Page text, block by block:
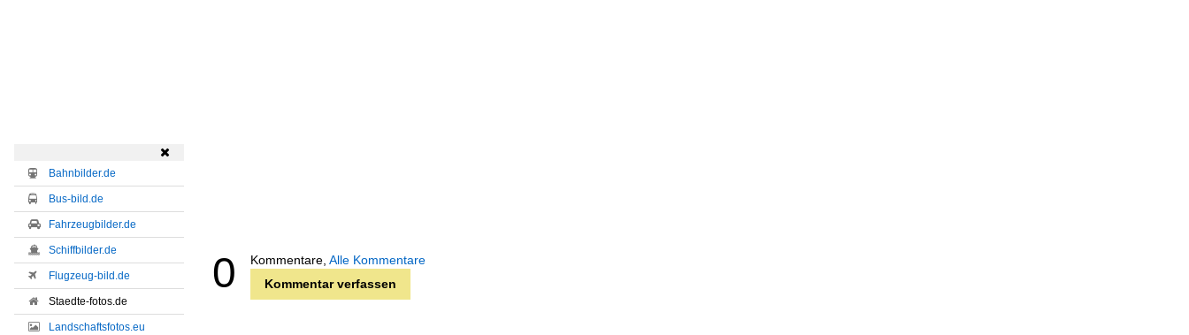

Bahnbilder.de
Bus-bild.de
Fahrzeugbilder.de
Schiffbilder.de
Flugzeug-bild.de
Staedte-fotos.de
Landschaftsfotos.eu
0 Kommentare, Alle Kommentare
Kommentar verfassen